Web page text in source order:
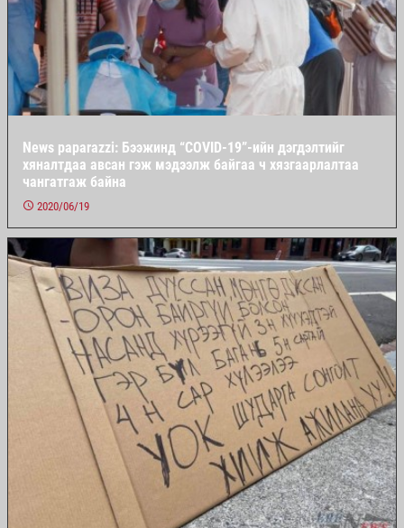
News paparazzi: Бээжинд “COVID-19”-ийн дэгдэлтийг
хяналтдаа авсан гэж мэдээлж байгаа ч хязгаарлалтаа
чангатгаж байна
2020/06/19